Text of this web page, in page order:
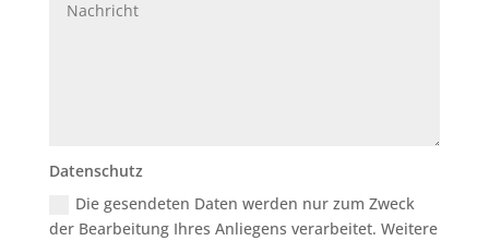
Datenschutz
Die gesendeten Daten werden nur zum Zweck
der Bearbeitung Ihres Anliegens verarbeitet. Weitere